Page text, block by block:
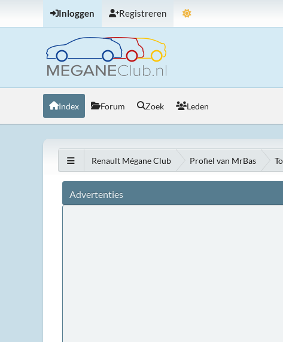
Inloggen Registreren
Index Forum Zoek Leden
Renault Mégane Club Profiel van MrBas
Advertenties